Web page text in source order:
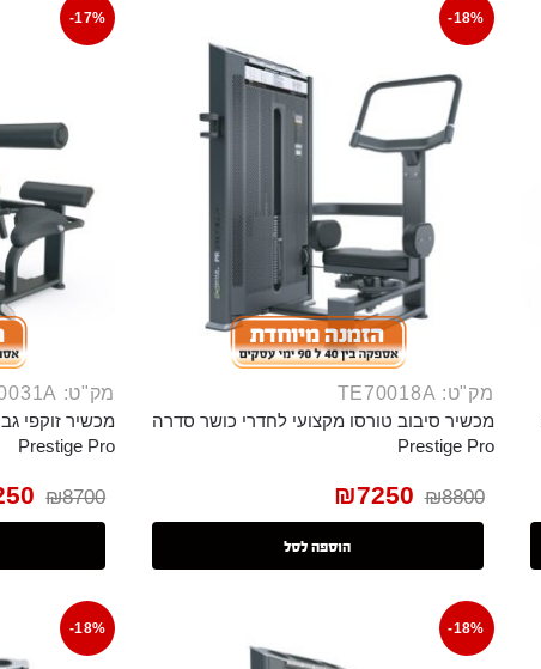
-18%
מק"ט: TE70018A
מכשיר סיבוב טורסו מקצועי לחדרי כושר סדרה
Prestige Pro
₪8800
₪7250
הוספה לסל
-17%
מק"ט: TE70031A
מכשיר זוקפי
Prestige Pro
₪8700
-18%
-18%